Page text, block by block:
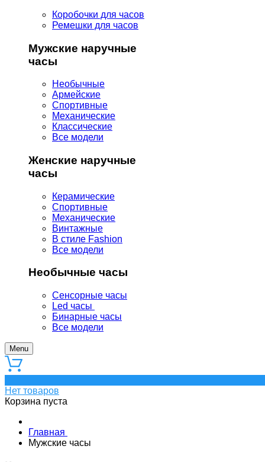
Коробочки для часов
Ремешки для часов
Мужские наручные
часы
Необычные
Армейские
Спортивные
Механические
Классические
Все модели
Женские наручные
часы
Керамические
Спортивные
Механические
Винтажные
В стиле Fashion
Все модели
Необычные часы
Сенсорные часы
Led часы
Бинарные часы
Все модели
Menu
Нет товаров
Корзина пуста
Главная
Мужские часы